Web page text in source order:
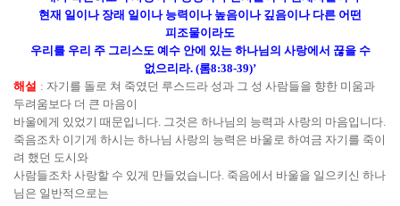
현재 일이나 장래 일이나 능력이나 높음이나 깊음이나 다른 어떤
피조물이라도
우리를 우리 주 그리스도 예수 안에 있는 하나님의 사랑에서 끊을 수
없으리라. (롬8:38-39)’
해설 : 자기를 돌로 쳐 죽였던 루스드라 성과 그 성 사람들을 향한 미움과
두려움보다 더 큰 마음이
바울에게 있었기 때문입니다. 그것은 하나님의 능력과 사랑의 마음입니다.
죽음조차 이기게 하시는 하나님 사랑의 능력은 바울로 하여금 자기를 죽이
려 했던 도시와
사람들조차 사랑할 수 있게 만들었습니다. 죽음에서 바울을 일으키신 하나
님은 일반적으로는